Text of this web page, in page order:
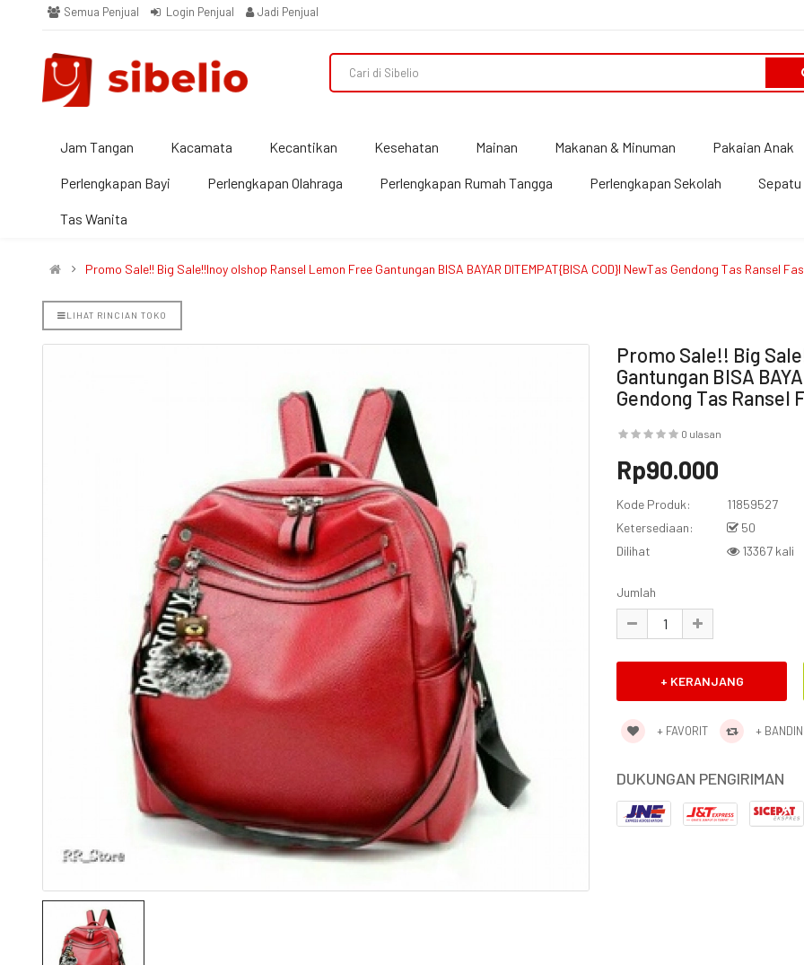
Semua Penjual Login Penjual Jadi Penjual
Jam Tangan Kacamata Kecantikan Kesehatan Mainan Makanan & Minuman Pakaian Anak
Perlengkapan Bayi Perlengkapan Olahraga Perlengkapan Rumah Tangga Perlengkapan Sekolah Sepatu
Tas Wanita
Promo Sale!! Big Sale!!Inoy olshop Ransel Lemon Free Gantungan BISA BAYAR DITEMPAT{BISA COD}l NewTas Gendong Tas Ransel
LIHAT RINCIAN TOKO
Promo Sale!! Big
Gantungan BISA
Gendong Tas Ransel
0 ulasan
Rp90.000
Kode Produk:
11859527
Ketersediaan:
50
Dilihat
13367 kali
Jumlah
+ FAVORIT +
DUKUNGAN PENGIRIMAN